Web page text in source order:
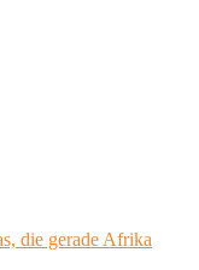
die gerade Afrika